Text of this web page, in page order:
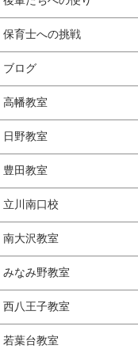
保育士への挑戦
ブログ
高幡教室
日野教室
豊田教室
立川南口校
南大沢教室
みなみ野教室
西八王子教室
若葉台教室